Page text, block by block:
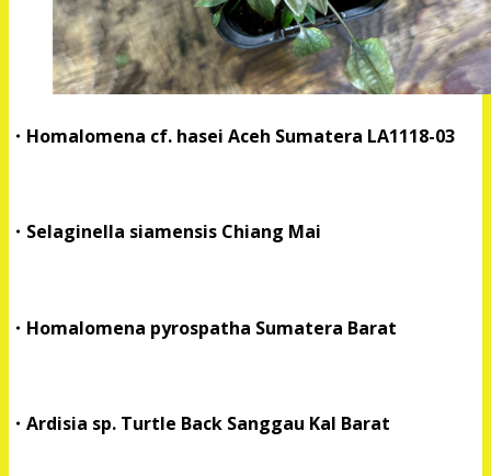
・Homalomena cf. hasei Aceh Sumatera LA1118-03
・Selaginella siamensis Chiang Mai
・Homalomena pyrospatha Sumatera Barat
・Ardisia sp. Turtle Back Sanggau Kal Barat